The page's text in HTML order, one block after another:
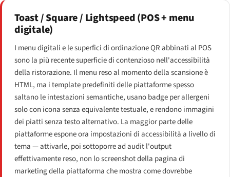
Toast / Square / Lightspeed (POS + menu
digitale)
I menu digitali e le superfici di ordinazione QR abbinati al POS
sono la più recente superficie di contenzioso nell'accessibilità
della ristorazione. Il menu reso al momento della scansione è
HTML, ma i template predefiniti delle piattaforme spesso
saltano le intestazioni semantiche, usano badge per allergeni
solo con icona senza equivalente testuale, e rendono immagini
dei piatti senza testo alternativo. La maggior parte delle
piattaforme espone ora impostazioni di accessibilità a livello di
tema — attivarle, poi sottoporre ad audit l'output
effettivamente reso, non lo screenshot della pagina di
marketing della piattaforma che mostra come dovrebbe